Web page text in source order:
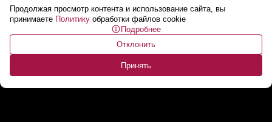
Продолжая просмотр контента и использование сайта, вы
принимаете Политику обработки файлов cookie
Подробнее
Отклонить
Принять
«Давайте говорить правду!» // Про темпы
продвижения армии РФ в Украине...